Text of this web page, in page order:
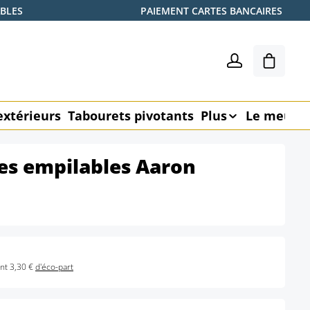
PAIEMENT CARTES BANCAIRES
Le
Tabourets pivotants Plus Le
empilables Aaron
3,30 €d'éco-part